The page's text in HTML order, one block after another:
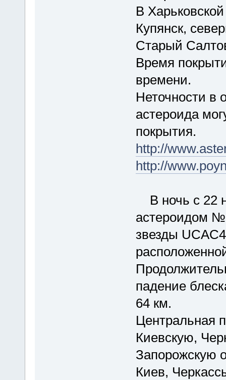
В
Купянск,
Старый
Время
времени.
Неточности в
астероида
покрытия.
http://
http://
В ночь с 22
астероидом
звезды
падение
64 км.
Центральная
Киевскую,
Запорожскую
Киев,